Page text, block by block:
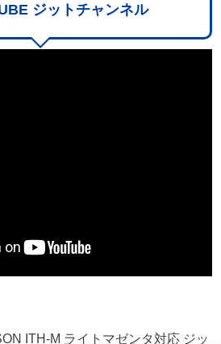
ジットチャンネル
ITH-M ライトマゼンタ対応 ジッ